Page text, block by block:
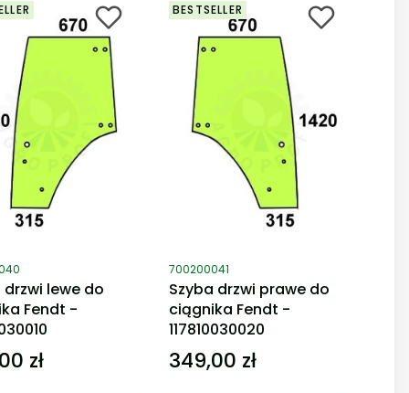
drzwi lewe do
Fendt -
zł
BESTSELLER
Kod produktu
700200041
Szyba drzwi prawe do
ciągnika Fendt -
117810030020
Cena
349,00 zł